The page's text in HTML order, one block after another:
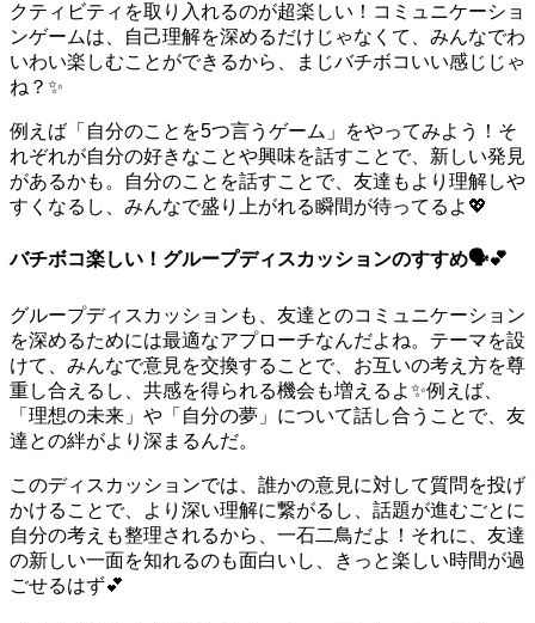
クティビティを取り入れるのが超楽しい！コミュニケーショ
ンゲームは、自己理解を深めるだけじゃなくて、みんなでわ
いわい楽しむことができるから、まじバチボコいい感じじゃ
ね？✨
例えば「自分のことを5つ言うゲーム」をやってみよう！そ
れぞれが自分の好きなことや興味を話すことで、新しい発見
があるかも。自分のことを話すことで、友達もより理解しや
すくなるし、みんなで盛り上がれる瞬間が待ってるよ💖
バチボコ楽しい！グループディスカッションのすすめ🗣️💕
グループディスカッションも、友達とのコミュニケーション
を深めるためには最適なアプローチなんだよね。テーマを設
けて、みんなで意見を交換することで、お互いの考え方を尊
重し合えるし、共感を得られる機会も増えるよ✨例えば、
「理想の未来」や「自分の夢」について話し合うことで、友
達との絆がより深まるんだ。
このディスカッションでは、誰かの意見に対して質問を投げ
かけることで、より深い理解に繋がるし、話題が進むごとに
自分の考えも整理されるから、一石二鳥だよ！それに、友達
の新しい一面を知れるのも面白いし、きっと楽しい時間が過
ごせるはず💕